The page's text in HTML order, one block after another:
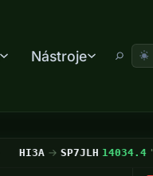
Nástroje
Deutschland-Rundspruch
HI3A → SP7JLH 14034.4